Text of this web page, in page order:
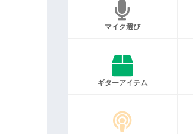
マイク選び
ギターアイテム